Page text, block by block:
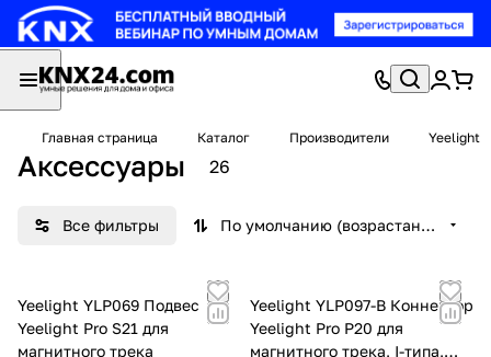
Главная страница Каталог Производители Yeelight
Аксессуары 26
Все фильтры По умолчанию (возрастание)
Yeelight YLP069 Подвес
Yeelight Pro S21 для
магнитного трека
Yeelight YLP097-B Коннектор
Yeelight Pro P20 для
магнитного трека, I-типа,